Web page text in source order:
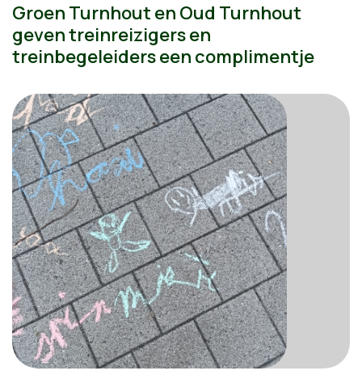
Groen Turnhout en Oud Turnhout
geven treinreizigers en
treinbegeleiders een complimentje